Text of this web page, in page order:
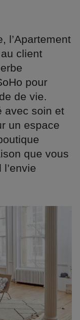
l’Apartement
client
pour
de vie.
avec soin et
un espace
que vous